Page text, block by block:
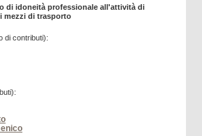
di idoneità professionale all'attività di
mezzi di trasporto
di contributi):